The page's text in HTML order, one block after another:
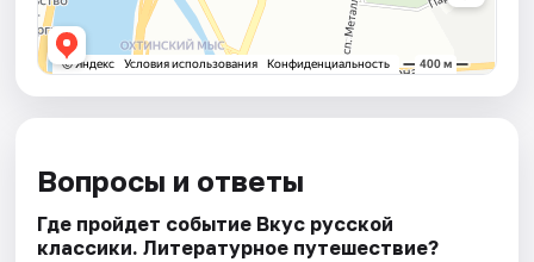
Вопросы и ответы
Где пройдет событие Вкус русской
классики. Литературное путешествие?